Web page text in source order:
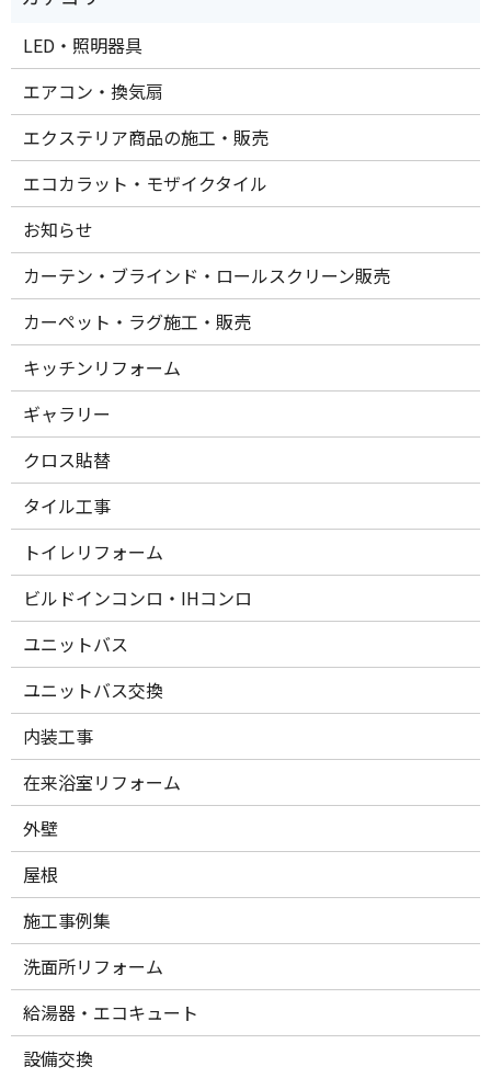
LED・照明器具
エアコン・換気扇
エクステリア商品の施工・販売
エコカラット・モザイクタイル
お知らせ
カーテン・ブラインド・ロールスクリーン販売
カーペット・ラグ施工・販売
キッチンリフォーム
ギャラリー
クロス貼替
タイル工事
トイレリフォーム
ビルドインコンロ・IHコンロ
ユニットバス
ユニットバス交換
内装工事
在来浴室リフォーム
外壁
屋根
施工事例集
洗面所リフォーム
給湯器・エコキュート
設備交換